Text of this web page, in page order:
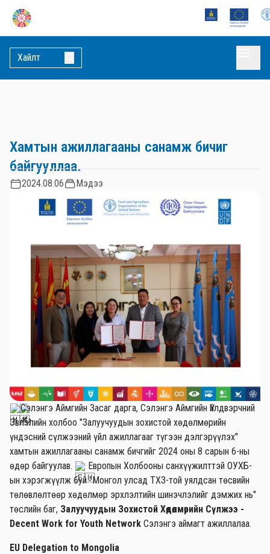
Хамтын ажиллагааны санамж бичиг
байгууллаа.
2024.08.06 Мэдээ
Сэлэнгэ Аймгийн Засаг дарга, Сэлэнгэ Аймгийн Үйлдвэрчний
Эвлэлийн холбоо "Залуучуудын зохистой хөдөлмөрийн
үндэсний сүлжээний үйл ажиллагааг түгээн дэлгэрүүлэх"
хамтын ажиллагааны санамж бичгийг 2024 оны 8 сарын 6-ны
өдөр байгуулав.
Европын Холбооны санхүүжилттэй ОУХБ-
ын хэрэгжүүлж буй "Монгол улсад ТХЗ-той уялдсан төсвийн
төлөвлөлтөөр хөдөлмөр эрхлэлтийн шинэчлэлийг дэмжих нь"
төслийн баг, Залуучуудын Зохистой Хөдөлмөрийн Сүлжээ -
Decent Work for Youth Network Сэлэнгэ аймагт ажиллалаа.
EU Delegation to Mongolia